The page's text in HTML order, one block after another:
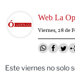
Image Web La
Viernes, 28 de
Este viernes no solo